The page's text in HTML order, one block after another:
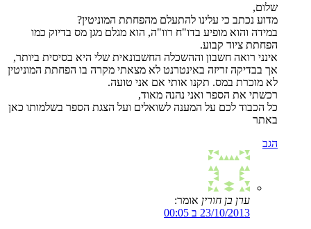
שלום,
מדוע נכתב כי עלינו להתעלם מהפחתת המוניטין?
במידה והוא מופיע בדו"ח רוו"ה, הוא מגלם מגן מס בדיוק כמו
הפחתת ציוד קבוע.
אינני רואה חשבון וההשכלה החשבונאית שלי היא בסיסית ביותר,
אך בבדיקה זריזה באינטרנט לא מצאתי מקרה בו הפחתת המוניטין
לא מוכרת במס. תקנו אותי אם אני טועה.
רכשתי את הספר ואני נהנה מאוד,
כל הכבוד לכם על המענה לשואלים ועל הצגת הספר בשלמותו כאן
באתר
הגב
ערן בן חורין אומר:
23/10/2013 ב 00:05